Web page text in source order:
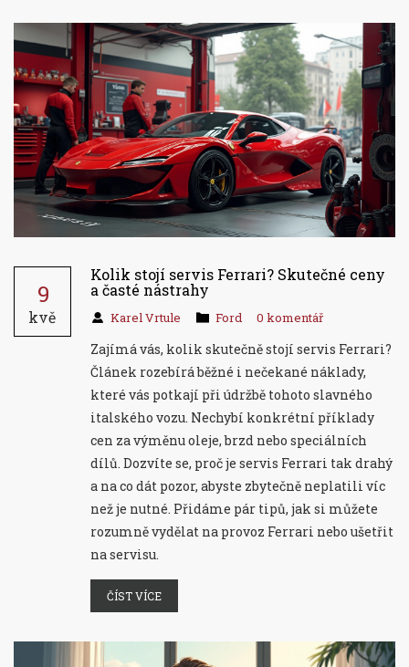
9
kvě
Kolik stojí servis Ferrari? Skutečné ceny
a časté nástrahy
Karel Vrtule Ford 0 komentář
Zajímá vás, kolik skutečně stojí servis Ferrari?
Článek rozebírá běžné i nečekané náklady,
které vás potkají při údržbě tohoto slavného
italského vozu. Nechybí konkrétní příklady
cen za výměnu oleje, brzd nebo speciálních
dílů. Dozvíte se, proč je servis Ferrari tak drahý
a na co dát pozor, abyste zbytečně neplatili víc
než je nutné. Přidáme pár tipů, jak si můžete
rozumně vydělat na provoz Ferrari nebo ušetřit
na servisu.
ČÍST VÍCE